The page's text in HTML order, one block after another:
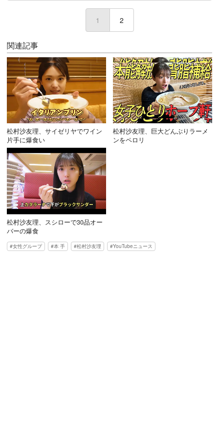
1 (current)
2
関連記事
松村沙友理、サイゼリヤでワイン
片手に爆食い
松村沙友理、巨大どんぶりラーメ
ンをペロリ
松村沙友理、スシローで30品オー
バーの爆食
女性グループ 本 手 松村沙友理 YouTubeニュース